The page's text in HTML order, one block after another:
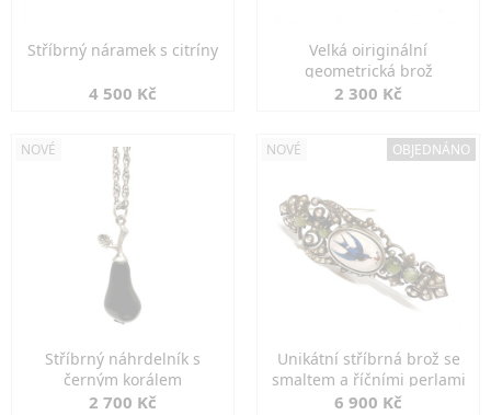
Stříbrný náramek s citríny
4 500 Kč
Velká oiriginální
geometrická brož
2 300 Kč
NOVÉ
Stříbrný náhrdelník s
černým korálem
2 700 Kč
NOVÉ OBJEDNÁNO
Unikátní stříbrná brož se
smaltem a říčními perlami
6 900 Kč